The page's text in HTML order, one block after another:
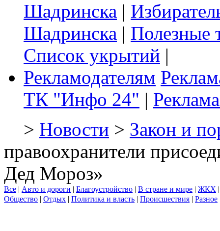
Шадринска |
Шадринска | Полезные
Список укрытий |
Рекламодателям
ТК "Инфо 24" |
> Новости > Закон и
правоохранители
Дед Мороз»
Все | Авто и дороги | Благоустройство | В стране и мире | ЖКХ
Общество | Отдых | Политика и власть | Происшествия | Разное